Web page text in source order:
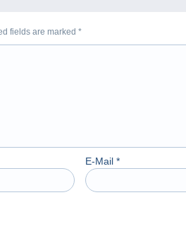
fields are marked *
E-Mail *